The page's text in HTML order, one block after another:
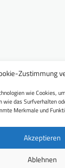
Zustimmung
wie Cookies,
das Surfverhalten
Merkmale und
Akzeptieren
Ablehnen